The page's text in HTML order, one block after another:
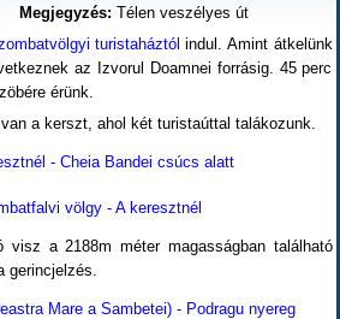
Megjegyzés: Télen veszélyes út
turistaháztól indul. Amint átkelünk
az Izvorul Doamnei forrásig. 45 perc
érünk.
a kerszt, ahol két turistaúttal talákozunk.
- Cheia Bandei csúcs alatt
völgy - A keresztnél
visz a 2188m méter magasságban található
gerincjelzés.
Mare a Sambetei) - Podragu nyereg